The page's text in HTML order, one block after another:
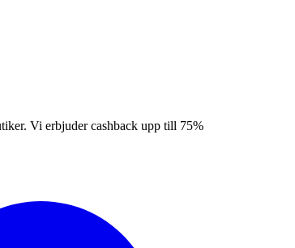
Vi erbjuder cashback upp till 75%